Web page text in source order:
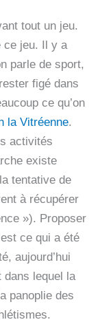
tout un jeu.
ce jeu. Il y a
parle de sport,
figé dans
ce qu’on
la Vitréenne.
activités
existe
tentative de
à récupérer
»). Proposer
ce qui a été
aujourd’hui
dans lequel la
panoplie des